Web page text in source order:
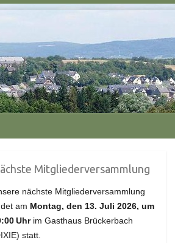
Mitgliederversammlung
nächste Mitgliederversammlung
am Montag, den 13. Juli 2026, um
Uhrim Gasthaus Brückerbach
statt.